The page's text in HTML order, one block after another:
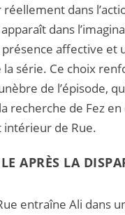
dans
dans
affective et
série. Ce choix
de l’épisode,
recherche de Fez
de Rue.
APRÈS LA
entraîne Ali dans